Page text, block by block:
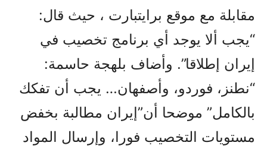
مقابلة مع موقع برايتبارت ، حيث قال:
“يجب ألا يوجد أي برنامج تخصيب في
إيران إطلاقا”. وأضاف بلهجة حاسمة:
“نطنز، فوردو، وأصفهان… يجب أن تفكك
بالكامل” موضحا أن”إيران مطالبة بخفض
مستويات التخصيب فورا، وإرسال المواد